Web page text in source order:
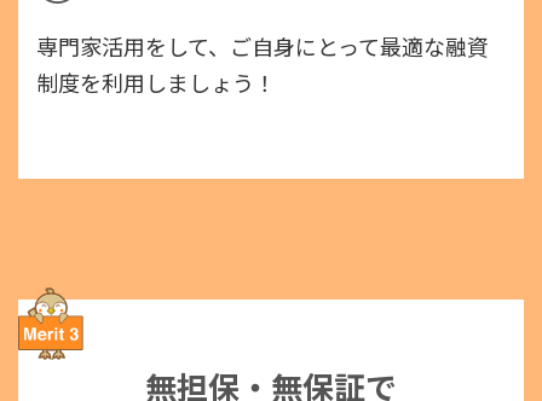
専門家活用をして、ご自身にとって最適な融資
制度を利用しましょう！
無担保・無保証で